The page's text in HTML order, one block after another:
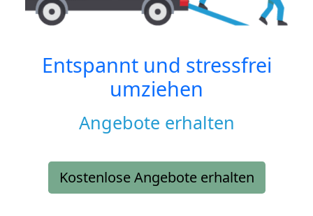
Entspannt und stressfrei
umziehen
Angebote erhalten
Kostenlose Angebote erhalten